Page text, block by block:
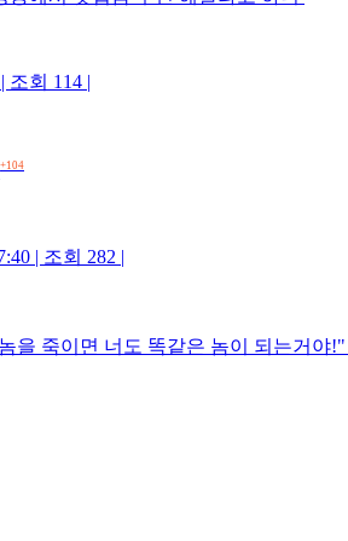
조회 114 |
+104
| 조회 282 |
을 죽이면 너도 똑같은 놈이 되는거야